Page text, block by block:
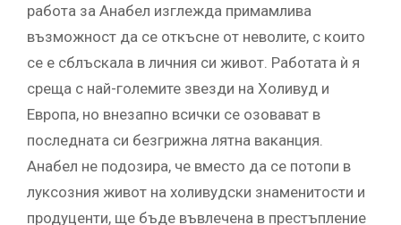
работа за Анабел изглежда примамлива
възможност да се откъсне от неволите, с които
се е сблъскала в личния си живот. Работата ѝ я
среща с най-големите звезди на Холивуд и
Европа, но внезапно всички се озовават в
последната си безгрижна лятна ваканция.
Анабел не подозира, че вместо да се потопи в
луксозния живот на холивудски знаменитости и
продуценти, ще бъде въвлечена в престъпление